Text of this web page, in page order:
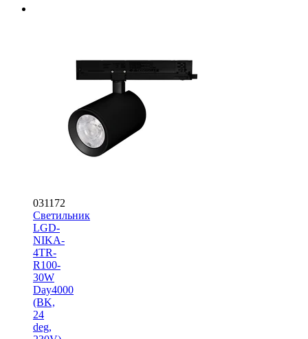
031172
Светильник
LGD-
NIKA-
4TR-
R100-
30W
Day4000
(BK,
24
deg,